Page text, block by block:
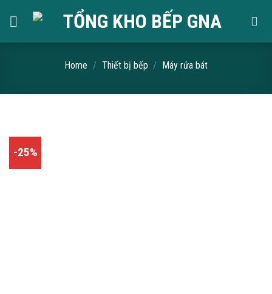
Home / Thiết bị bếp / Máy rửa bát
-25%